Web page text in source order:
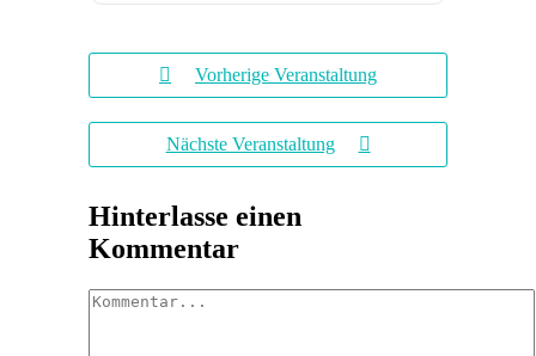
Vorherige Veranstaltung
Nächste Veranstaltung
Hinterlasse einen
Kommentar
Kommentar